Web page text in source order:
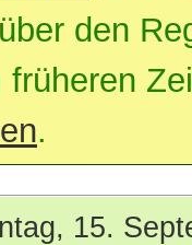
über den
früheren
.
15.